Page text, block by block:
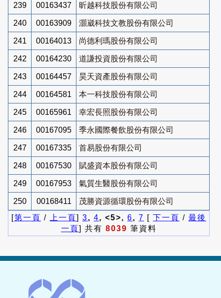
239 00163437 昕越科技股份有限公司
240 00163909 灝崴科技文教股份有限公司
241 00164013 尚德利瑪股份有限公司
242 00164230 道謙投資股份有限公司
243 00164457 昊天資產股份有限公司
244 00164581 本一科技股份有限公司
245 00165961 幸宏長照股份有限公司
246 00167095 季永國際餐飲股份有限公司
247 00167335 首易股份有限公司
248 00167530 賦盛資本股份有限公司
249 00167953 氣質生醫股份有限公司
250 00168411
茂勝資源循環股份有限公司
[第一頁 / 上一頁] 3, 4, <5>, 6, 7 [ 下一頁 / 最後
一頁] 共有 8039 筆資料